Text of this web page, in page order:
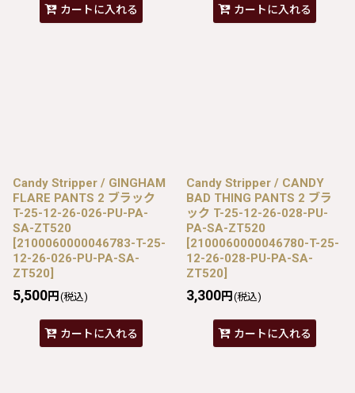
カートに入れる カートに入れる
Candy Stripper / GINGHAM
FLARE PANTS 2 ブラック
T-25-12-26-026-PU-PA-
SA-ZT520
[2100060000046783-T-25-
12-26-026-PU-PA-SA-
ZT520]
5,500円 (税込)
カートに入れる
Candy Stripper / CANDY
BAD THING PANTS 2 ブラ
ック T-25-12-26-028-PU-
PA-SA-ZT520
[2100060000046780-T-25-
12-26-028-PU-PA-SA-
ZT520]
3,300円 (税込)
カートに入れる